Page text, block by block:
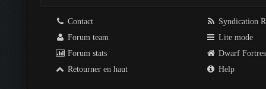
Contact
Forum team
Forum stats
Retourner en haut
Syndication
Lite mode
Dwarf
Help